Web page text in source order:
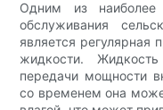
Одним из наиболее
обслуживания
является регулярная
жидкости.
передачи мощности
со временем она